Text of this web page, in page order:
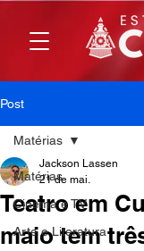
Post
Matérias
Cinema e TV
Arte e Literatura
Matérias
Teatro em
maio tem
Jackson Lassen
21 de mai.